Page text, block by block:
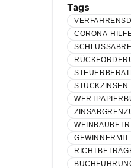
Tags
CORONA-
STÜCKZINSEN